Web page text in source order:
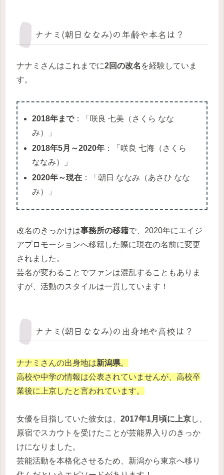
ナナミ(朝日ななみ)の年齢や本名は？
ナナミさんはこれまでに2回の改名 を経験していま
す。
2018年まで：「咲良 七美（さくら なな
み）」
2018年5月～2020年 ：「咲良 七海（さくら
ななみ）」
2020年～現在 ：「朝日 ななみ（あさひ なな
み）」
改名のきっかけは事務所の移籍で、2020年にエイジ
アプロモーションへ移籍した際に現在の名前に変更
されました。
芸名が変わることでファンは混乱することもありま
すが、活動のスタイルは一貫しています！
ナナミ(朝日ななみ)の出身地や高校は？
ナナミさんの出身地は新潟県。
高校や中学の情報は公表されていませんが、高校卒
業後に上京したと言われています。
女優を目指していた彼女は、 2017年1月頃に上京し、
原宿でスカウトを受けたことが芸能界入りのきっか
けになりました。
芸能活動を本格化させるため、新潟から東京へ移り